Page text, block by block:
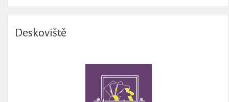
Deskoviště